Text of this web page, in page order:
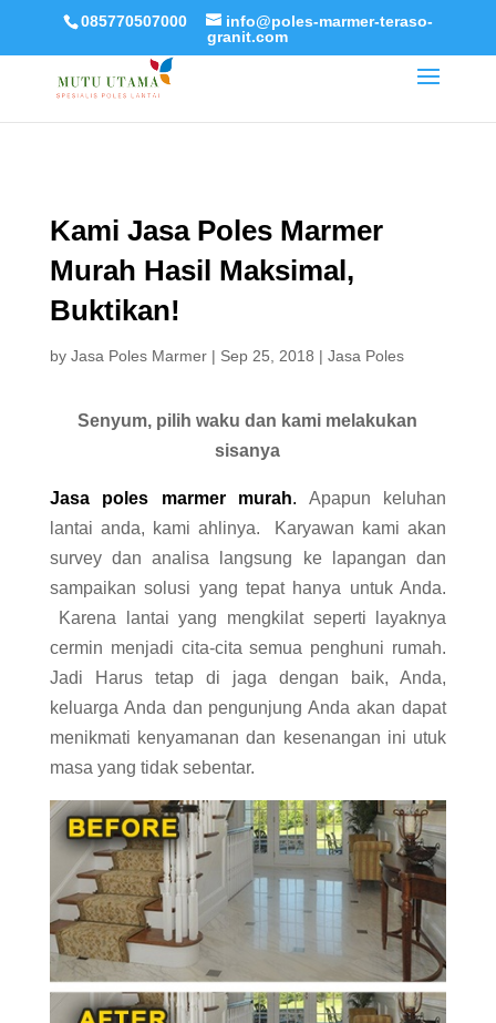
085770507000
info@poles-marmer-teraso-
granit.com
Kami Jasa Poles Marmer
Murah Hasil Maksimal,
Buktikan!
by Jasa Poles Marmer| Sep 25, 2018 | Jasa Poles
Senyum, pilih waku dan kami melakukan
sisanya
Jasa poles marmer murah. Apapun keluhan
lantai anda, kami ahlinya. Karyawan kami akan
survey dan analisa langsung ke lapangan dan
sampaikan solusi yang tepat hanya untuk Anda.
Karena lantai yang mengkilat seperti layaknya
cermin menjadi cita-cita semua penghuni rumah.
Jadi Harus tetap di jaga dengan baik, Anda,
keluarga Anda dan pengunjung Anda akan dapat
menikmati kenyamanan dan kesenangan ini utuk
masa yang tidak sebentar.